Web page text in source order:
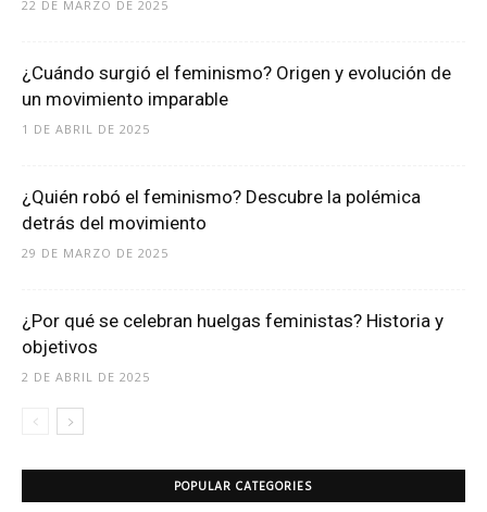
22 DE MARZO DE 2025
¿Cuándo surgió el feminismo? Origen y evolución de
un movimiento imparable
1 DE ABRIL DE 2025
¿Quién robó el feminismo? Descubre la polémica
detrás del movimiento
29 DE MARZO DE 2025
¿Por qué se celebran huelgas feministas? Historia y
objetivos
2 DE ABRIL DE 2025
POPULAR CATEGORIES